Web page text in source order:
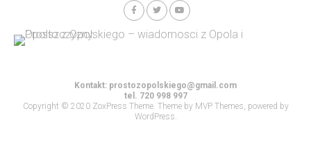
Kontakt: prostozopolskiego@gmail.com
tel. 720 998 997
Copyright © 2020 ZoxPress Theme. Theme by MVP Themes, powered by
WordPress.